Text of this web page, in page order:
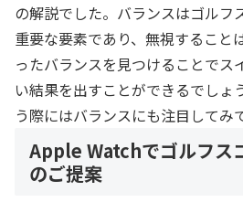
の解説でした。バランスはゴルフ
重要な要素であり、無視すること
ったバランスを見つけることでス
い結果を出すことができるでしょ
う際にはバランスにも注目してみ
Apple Watchでゴルフス
のご提案